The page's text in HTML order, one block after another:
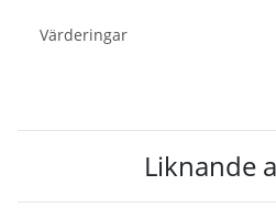
Värderingar
Liknande